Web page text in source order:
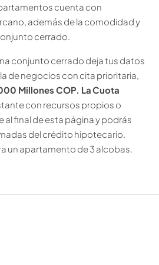
cuenta con
además de la comodidad y
cerrado.
conjunto cerrado deja tus datos
de negocios con cita prioritaria,
Millones COP. LaCuota
con recursos propios o
final de esta página y podrás
del crédito hipotecario.
un apartamento de 3 alcobas.